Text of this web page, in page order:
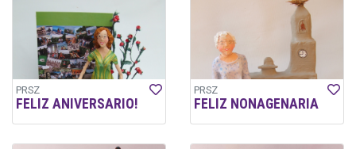
PRSZ
FELIZ ANIVERSARIO!
PRSZ
FELIZ NONAGENARIA